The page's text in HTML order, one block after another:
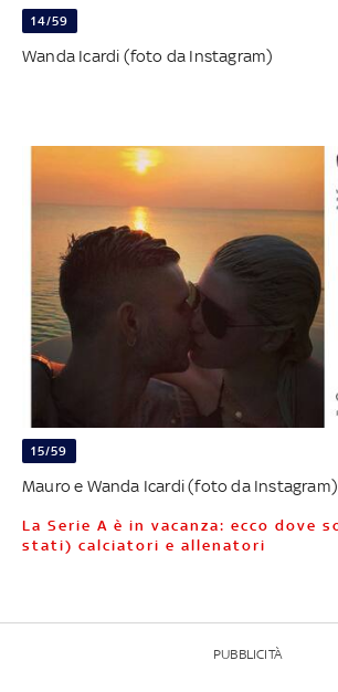
14/59
Wanda Icardi (foto da Instagram)
15/59
Mauro e Wanda Icardi (foto da Instagram)
La Serie A è in vacanza: ecco dove sono (o sono
stati) calciatori e allenatori
PUBBLICITÀ